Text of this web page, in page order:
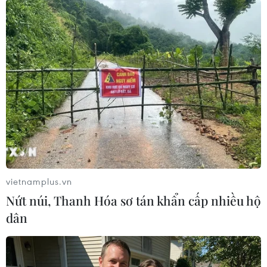
07/08/2026 12:04
Khởi động RE:ACT: Thử thách thanh
niên đổi mới sáng tạo vì cộng đồng
bền vững
07/08/2026 10:33
Hạ tầng AI - động lực tăng trưởng
mới của Đông Nam Á
Quân khu 7 đẩy mạnh ứng dụng
khoa học-công nghệ trong tìm kiếm,
quy tập hài cốt liệt sỹ
vietnamplus.vn
Nứt núi, Thanh Hóa sơ tán khẩn cấp nhiều hộ
dân